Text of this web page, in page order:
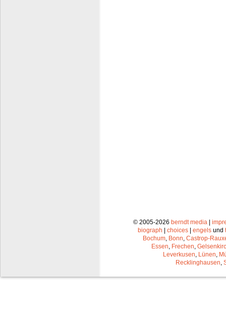
© 2005-2026 berndt media |
biograph | choices | engels und
Bochum Bonn Castrop-
Essen Frechen
Leverkusen Lünen
Recklinghausen